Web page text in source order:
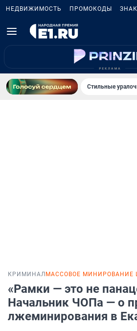
НЕДВИЖИМОСТЬ ПРОМОКОДЫ
Стильные
КРИМИНАЛ МАССОВОЕ МИНИРОВАНИЕ
«Рамки — это не
Начальник ЧОПа — о
лжеминирования в